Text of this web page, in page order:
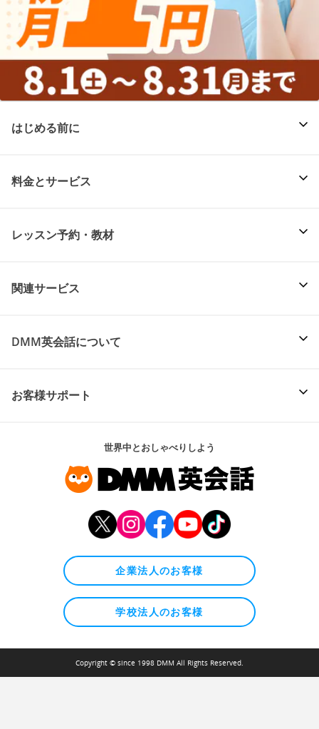
はじめる前に
料金とサービス
レッスン予約・教材
関連サービス
DMM英会話について
お客様サポート
世界中とおしゃべりしよう
企業法人のお客様
学校法人のお客様
Copyright © since 1998 DMM All Rights Reserved.